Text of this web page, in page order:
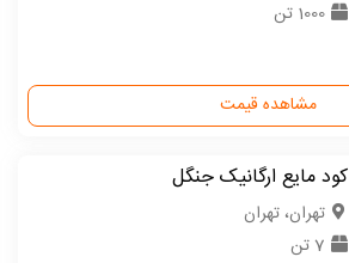
1000 تن
مشاهده قیمت
کود مایع ارگانیک جنگل
تهران، تهران
7 تن